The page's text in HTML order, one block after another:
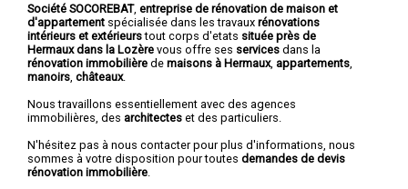
Société SOCOREBAT, entreprise de rénovation de maison et
d'appartement spécialisée dans les travaux rénovations
intérieurs et extérieurstout corps d'etats située près de
Hermaux dans la Lozère vous offre ses services dans la
rénovation immobilière de maisons à Hermaux, appartements
manoirs châteaux.
Nous travaillons essentiellement avec des agences
immobilières, des architectes et des particuliers.
N'hésitez pas à nous contacter pour plus d'informations, nous
sommes à votre disposition pour toutes demandes de devis
rénovation immobilière